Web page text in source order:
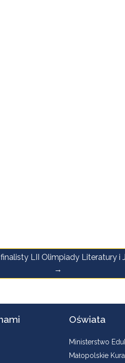
LII Olimpiady Literatury i
Oświata
Ministerstwo
Małopolskie